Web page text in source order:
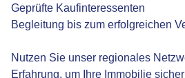
Geprüfte Kaufinteressenten
Begleitung bis zum erfolgreichen
Nutzen Sie unser regionales
Erfahrung, um Ihre Immobilie